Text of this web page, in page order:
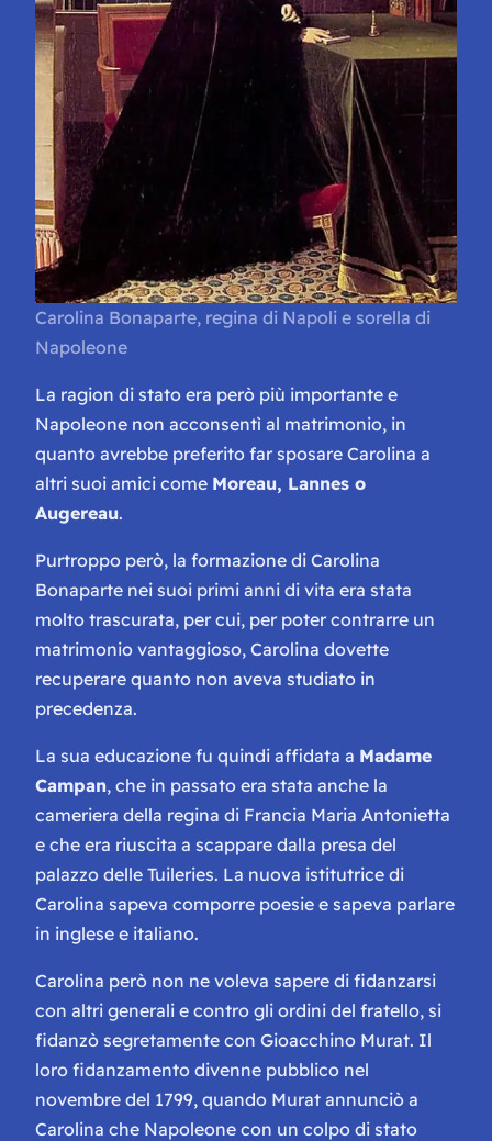
Carolina Bonaparte, regina di Napoli e sorella di
Napoleone
La ragion di stato era però più importante e
Napoleone non acconsentì al matrimonio, in
quanto avrebbe preferito far sposare Carolina a
altri suoi amici come Moreau, Lannes o
Augereau.
Purtroppo però, la formazione di Carolina
Bonaparte nei suoi primi anni di vita era stata
molto trascurata, per cui, per poter contrarre un
matrimonio vantaggioso, Carolina dovette
recuperare quanto non aveva studiato in
precedenza.
La sua educazione fu quindi affidata a Madame
Campan, che in passato era stata anche la
cameriera della regina di Francia Maria Antonietta
e che era riuscita a scappare dalla presa del
palazzo delle Tuileries. La nuova istitutrice di
Carolina sapeva comporre poesie e sapeva parlare
in inglese e italiano.
Carolina però non ne voleva sapere di fidanzarsi
con altri generali e contro gli ordini del fratello, si
fidanzò segretamente con Gioacchino Murat. Il
loro fidanzamento divenne pubblico nel
novembre del 1799, quando Murat annunciò a
Carolina che Napoleone con un colpo di stato